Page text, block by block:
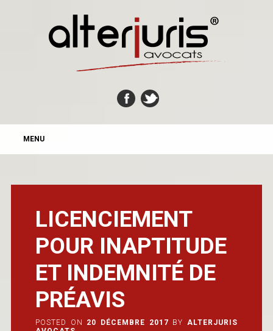
MAIN MENU
MENU
LICENCIEMENT
POUR INAPTITUDE
ET INDEMNITÉ DE
PRÉAVIS
POSTED ON 20 DÉCEMBRE 2017 BY ALTERJURIS